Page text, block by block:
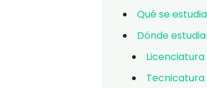
Qué se
Dónde